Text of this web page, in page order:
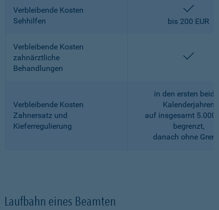
Verbleibende Kosten
Sehhilfen
bis 200 EUR
Verbleibende Kosten
zahnärztliche
Behandlungen
Verbleibende Kosten
Zahnersatz und
Kieferregulierung
in den ersten
Kalenderjahren
auf insgesamt 5.000
begrenzt,
danach ohne
Laufbahn eines Beamten